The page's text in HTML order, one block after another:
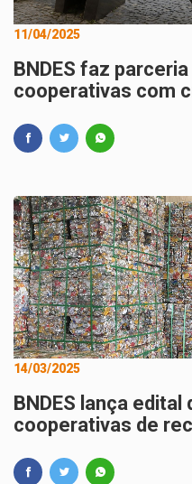
11/04/2025
BNDES faz
cooperativas com
14/03/2025
BNDES lança
cooperativas de